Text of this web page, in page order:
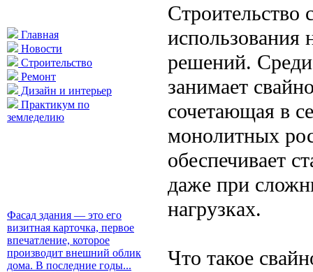
Главная
Новости
Строительство
Ремонт
Дизайн и интерьер
Практикум по
земледелию
Фасад здания — это его
визитная карточка, первое
впечатление, которое
производит внешний облик
дома. В последние годы...
Строительство
решений. Среди
занимает
сочетающая в
монолитных
обеспечивает
даже при
нагрузках.
Что такое